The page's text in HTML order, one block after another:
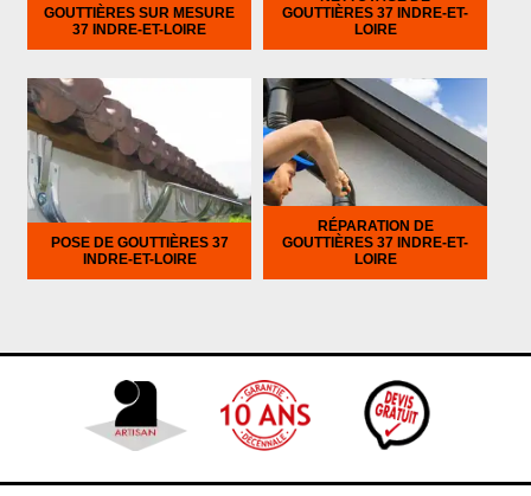
GOUTTIÈRES SUR MESURE
37 INDRE-ET-LOIRE
GOUTTIÈRES 37 INDRE-ET-
LOIRE
POSE DE GOUTTIÈRES 37
INDRE-ET-LOIRE
RÉPARATION DE
GOUTTIÈRES 37 INDRE-ET-
LOIRE